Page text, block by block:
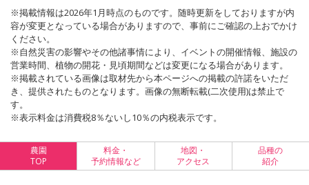
※掲載情報は2026年1月時点のものです。随時更新をしておりますが内
容が変更となっている場合がありますので、事前にご確認の上おでかけ
ください。
※自然災害の影響やその他諸事情により、イベントの開催情報、施設の
営業時間、植物の開花・見頃期間などは変更になる場合があります。
※掲載されている画像は取材先から本ページへの掲載の許諾をいただ
き、提供されたものとなります。画像の無断転載(二次使用)は禁止で
す。
※表示料金は消費税8％ないし10％の内税表示です。
農園
TOP
料金・
予約情報など
地図・
アクセス
品種の
紹介